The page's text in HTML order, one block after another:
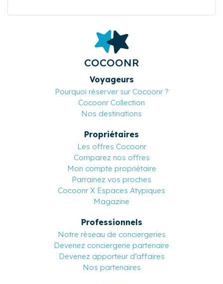
COCOONR
Voyageurs
Pourquoi réserver sur Cocoonr ?
Nos destinations
Propriétaires
Les offres Cocoonr
Comparez nos offres
Mon compte propriétaire
Parrainez vos proches
Magazine
Professionnels
Notre réseau de conciergeries
Devenez conciergerie partenaire